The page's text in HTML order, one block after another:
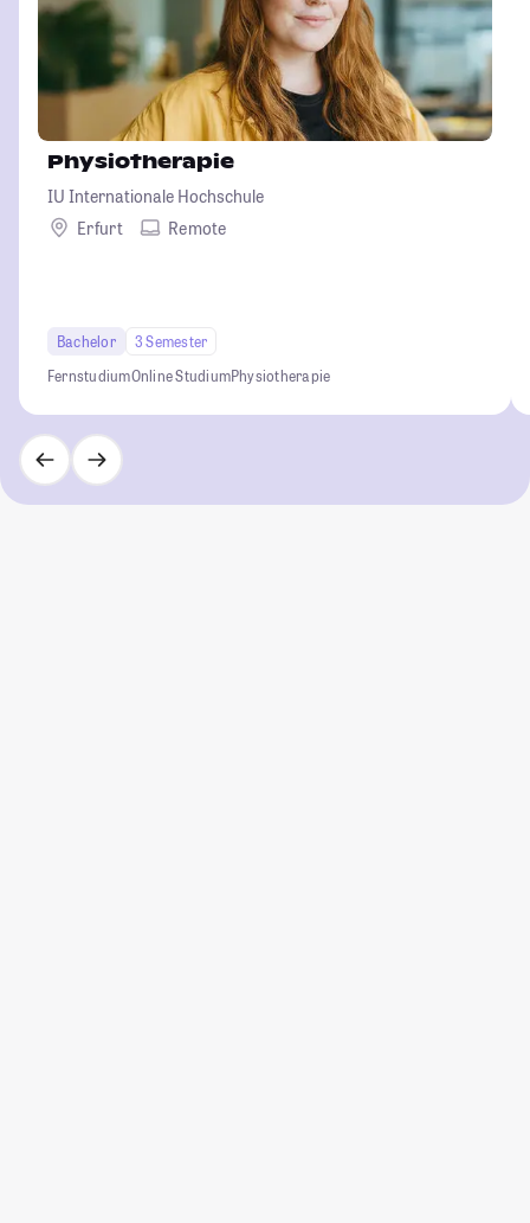
Physiotherapie
IU Internationale Hochschule
Erfurt
Remote
Bachelor
3 Semester
FernstudiumOnline StudiumPhysiotherapie